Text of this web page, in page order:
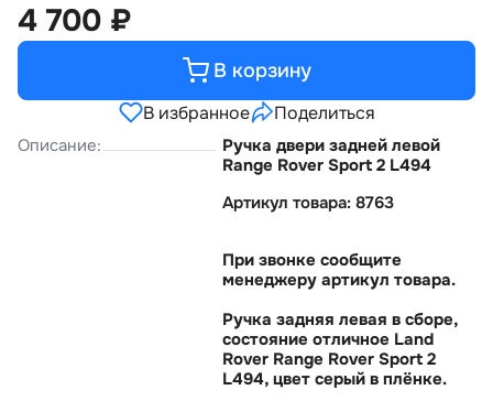
4 700 ₽
В корзину
В избранное Поделиться
Описание:
Ручка двери задней левой
Range Rover Sport 2 L494
Артикул товара: 8763
При звонке сообщите
менеджеру артикул товара.
Ручка задняя левая в сборе,
состояние отличное Land
Rover Range Rover Sport 2
L494, цвет серый в плёнке.